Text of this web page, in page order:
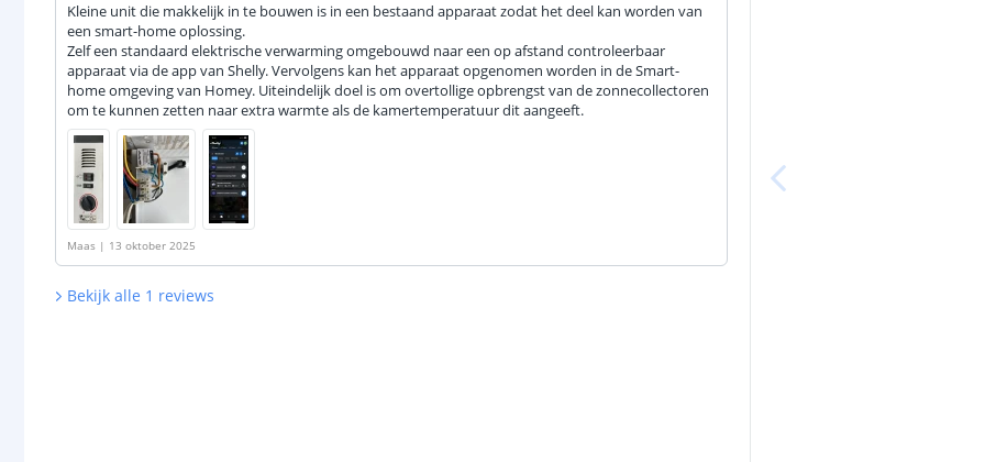
Kleine unit die makkelijk in te bouwen is in een bestaand apparaat zodat het deel kan worden van
een smart-home oplossing.
Zelf een standaard elektrische verwarming omgebouwd naar een op afstand controleerbaar
apparaat via de app van Shelly. Vervolgens kan het apparaat opgenomen worden in de Smart-
home omgeving van Homey. Uiteindelijk doel is om overtollige opbrengst van de zonnecollectoren
om te kunnen zetten naar extra warmte als de kamertemperatuur dit aangeeft.
Maas | 13 oktober 2025
Bekijk alle 1 reviews